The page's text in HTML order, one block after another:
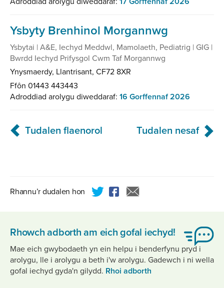
Ysbyty Brenhinol Morgannwg
Ysbytai | A&E, Iechyd Meddwl, Mamolaeth, Pediatrig | GIG |
Bwrdd Iechyd Prifysgol Cwm Taf Morgannwg
Ynysmaerdy, Llantrisant, CF72 8XR
Ffôn 01443 443443
Adroddiad arolygu diweddaraf: 16 Gorffennaf 2026
Tudalen flaenorol Tudalen nesaf
Rhannu’r dudalen hon
Rhowch adborth am eich gofal iechyd!
Mae eich gwybodaeth yn ein helpu i benderfynu pryd i
arolygu, lle i arolygu a beth i'w arolygu. Gadewch i ni wella
gofal iechyd gyda'n gilydd. Rhoi adborth